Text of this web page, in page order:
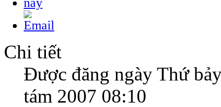
Chi tiết
Được đăng ngày Thứ
tám 2007 08:10